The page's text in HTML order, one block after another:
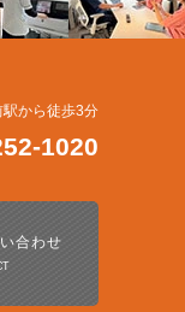
から徒歩3分
1020
合わせ